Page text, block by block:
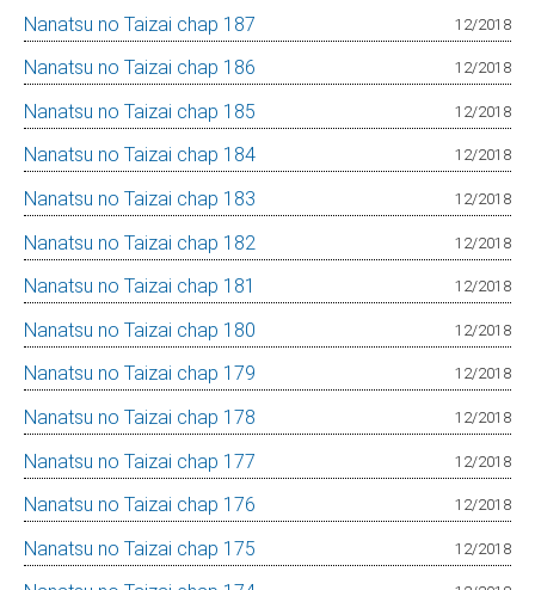
Nanatsu no Taizai chap 187 12/2018
Nanatsu no Taizai chap 186 12/2018
Nanatsu no Taizai chap 185 12/2018
Nanatsu no Taizai chap 184 12/2018
Nanatsu no Taizai chap 183 12/2018
Nanatsu no Taizai chap 182 12/2018
Nanatsu no Taizai chap 181 12/2018
Nanatsu no Taizai chap 180 12/2018
Nanatsu no Taizai chap 179 12/2018
Nanatsu no Taizai chap 178 12/2018
Nanatsu no Taizai chap 177 12/2018
Nanatsu no Taizai chap 176 12/2018
Nanatsu no Taizai chap 175 12/2018